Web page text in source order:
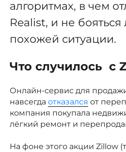
алгоритмах, в чем
Realist, и не бояться
похожей ситуации.
Что случилось с
Онлайн-сервис для
навсегда отказался от
компания покупала
лёгкий ремонт и
На фоне этого акции Zillow